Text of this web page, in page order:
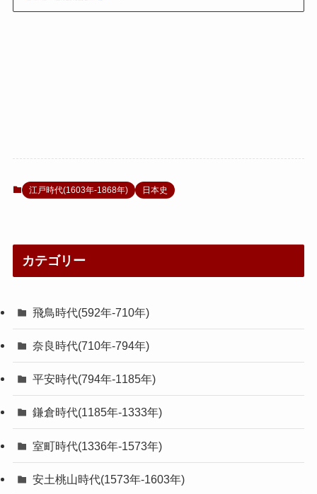
江戸時代(1603年-1868年) 日本史
カテゴリー
飛鳥時代(592年-710年)
奈良時代(710年-794年)
平安時代(794年-1185年)
鎌倉時代(1185年-1333年)
室町時代(1336年-1573年)
安土桃山時代(1573年-1603年)